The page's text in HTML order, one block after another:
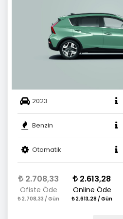
2023
Benzin
Otomatik
2.708,33
Ofiste Öde
2.708,33 / Gün
2.613,28
Online Öde
2.613,28 / Gün